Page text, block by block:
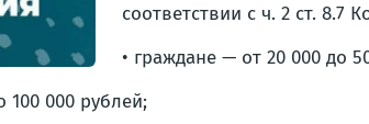
соответствии с ч. 2 ст. 8.7
• граждане — от 20 000 до
100 000 рублей;